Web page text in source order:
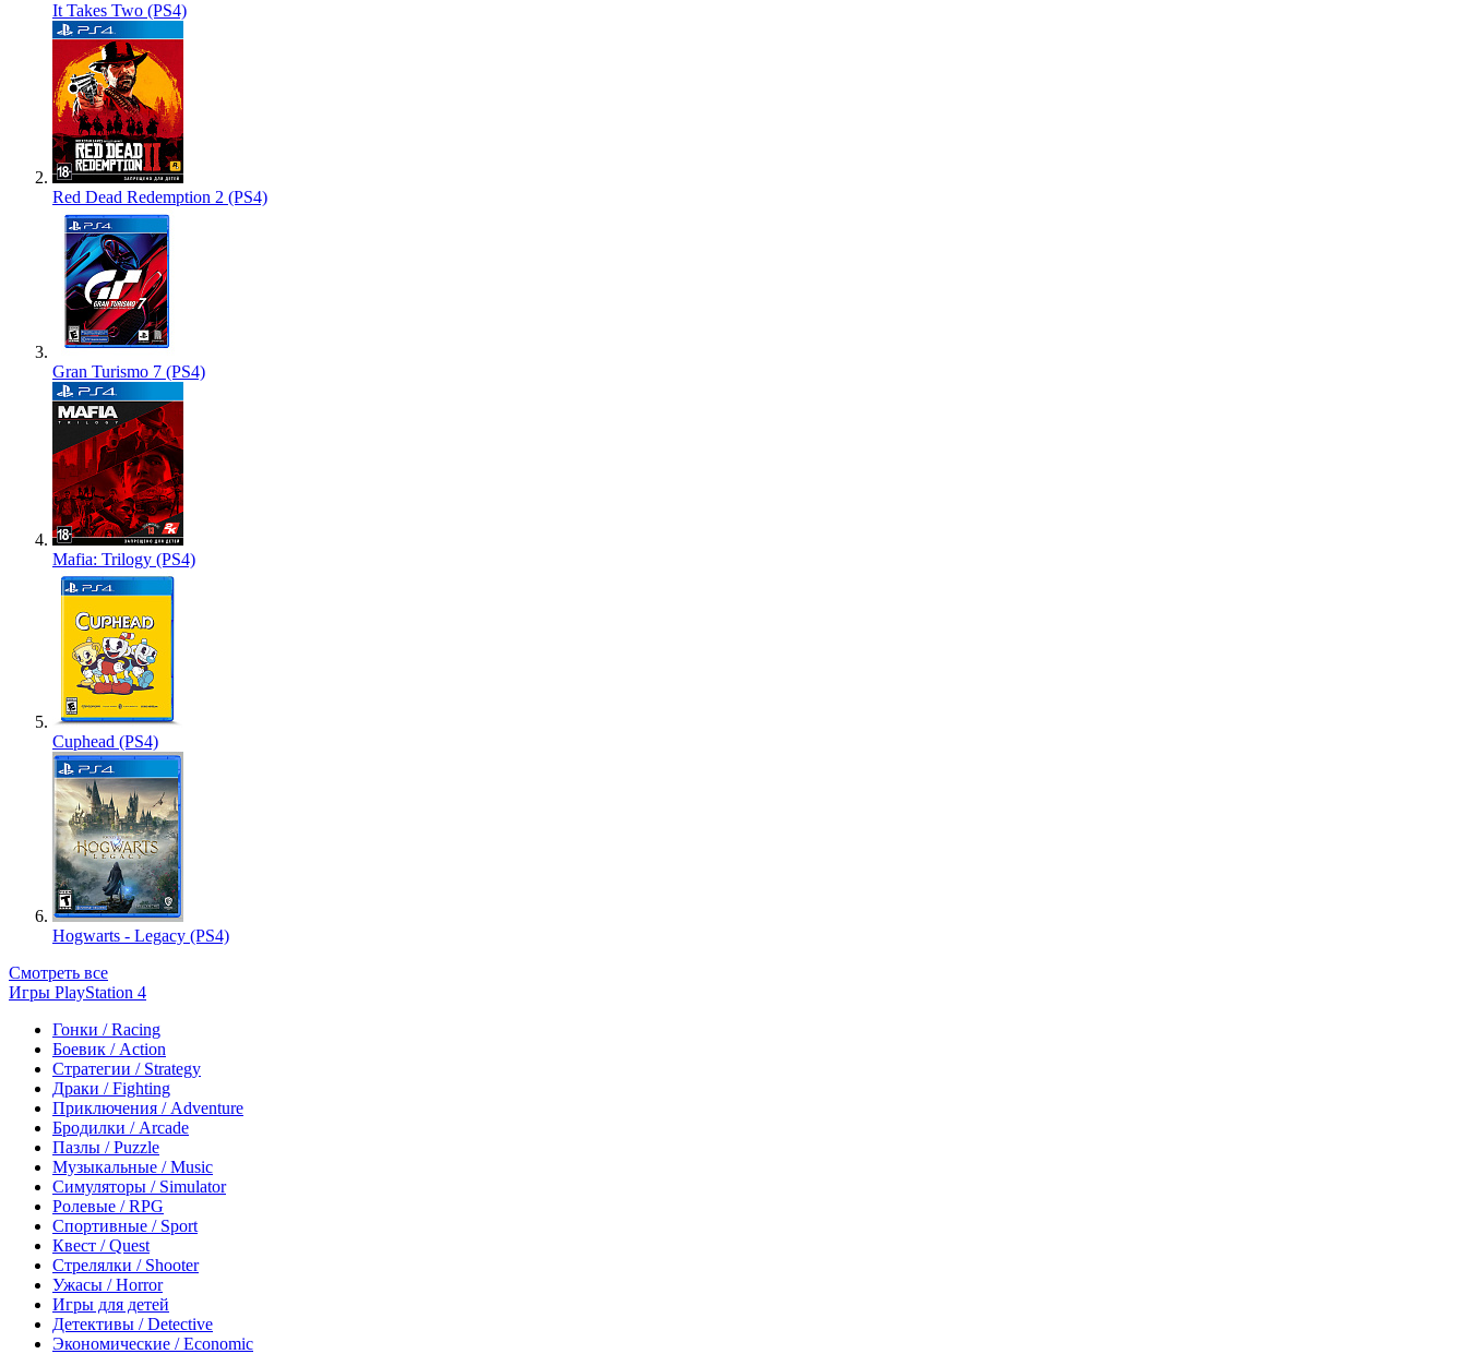
It Takes Two (PS4)
Red Dead Redemption 2 (PS4)
Gran Turismo 7 (PS4)
Mafia: Trilogy (PS4)
Cuphead (PS4)
Hogwarts - Legacy (PS4)
Смотреть все
Игры PlayStation 4
Гонки / Racing
Боевик / Action
Стратегии / Strategy
Драки / Fighting
Приключения / Adventure
Бродилки / Arcade
Пазлы / Puzzle
Музыкальные / Music
Симуляторы / Simulator
Ролевые / RPG
Спортивные / Sport
Квест / Quest
Стрелялки / Shooter
Ужасы / Horror
Игры для детей
Детективы / Detective
Экономические / Economic